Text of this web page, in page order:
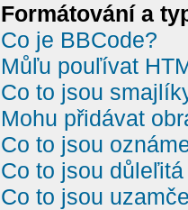
Formátování a
Co je BBCode?
Můľu pouľívat
Co to jsou
Mohu přidávat
Co to jsou
Co to jsou
Co to jsou